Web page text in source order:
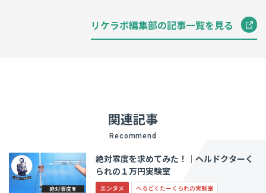
リケラボ編集部の記事一覧を見る
関連記事
Recommend
絶対零度を求めてみた！│ヘルドクターく
られの１万円実験室
エンタメ へるどくたーくられの実験室